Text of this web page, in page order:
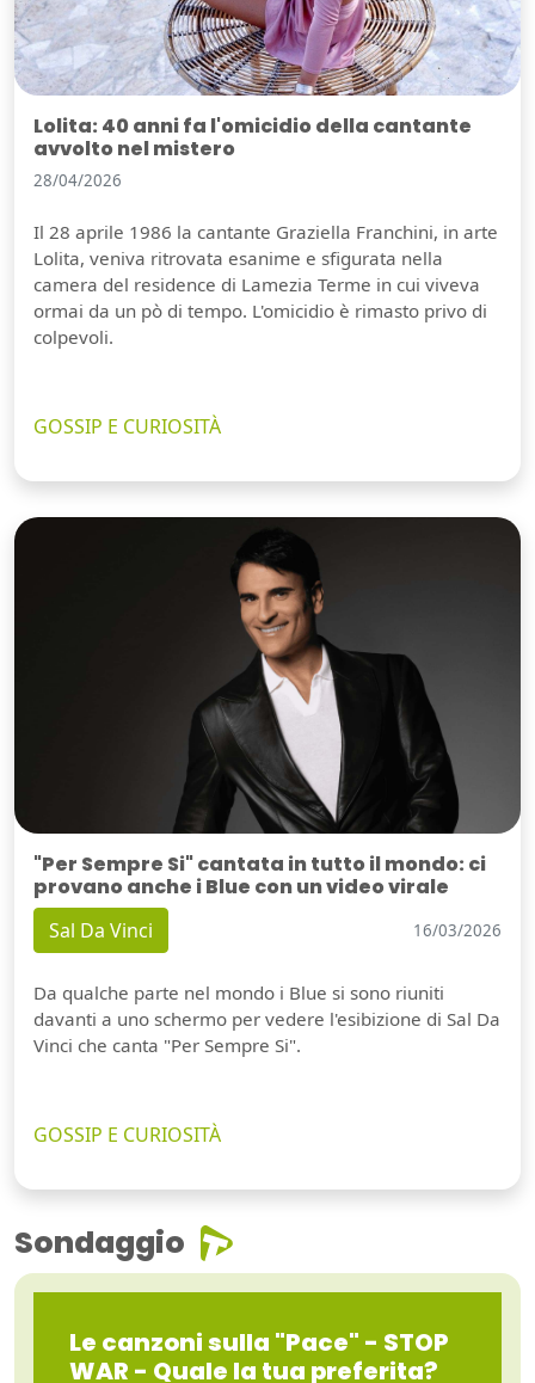
Guarda video
Lolita: 40 anni fa l'omicidio della cantante
avvolto nel mistero
28/04/2026
Il 28 aprile 1986 la cantante Graziella Franchini, in arte
Lolita, veniva ritrovata esanime e sfigurata nella
camera del residence di Lamezia Terme in cui viveva
ormai da un pò di tempo. L'omicidio è rimasto privo di
colpevoli.
GOSSIP E CURIOSITÀ
"Per Sempre Si" cantata in tutto il mondo: ci
provano anche i Blue con un video virale
Sal Da Vinci 16/03/2026
Da qualche parte nel mondo i Blue si sono riuniti
davanti a uno schermo per vedere l'esibizione di Sal Da
Vinci che canta "Per Sempre Si".
GOSSIP E CURIOSITÀ
Sondaggio
Le canzoni sulla "Pace" - STOP
WAR - Quale la tua preferita?